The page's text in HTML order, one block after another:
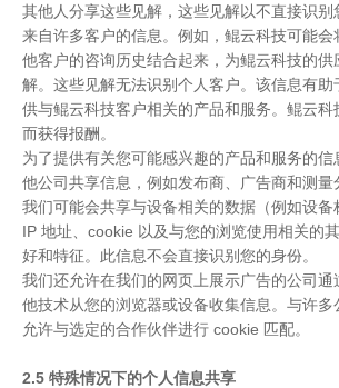
其他人分享这些见解，这些见解以不直接识别
来自许多客户的信息。例如，鲲云科技可能
他客户的咨询历史结合起来，为鲲云科技的供
解。这些见解无法识别个人客户。该信息有助
供与鲲云科技客户相关的产品和服务。鲲云
而获得报酬。
为了提供有关您可能感兴趣的产品和服务的
他公司共享信息，例如发布商、广告商和测量
我们可能会共享与设备相关的数据（例如设备
IP 地址、cookie 以及与您的浏览使用相关的
好和特征。此信息不会直接识别您的身份。
我们还允许在我们的网页上展示广告的公司
他技术从您的浏览器或设备收集信息。与许
允许与选定的合作伙伴进行 cookie 匹配。
2.5 特殊情况下的个人信息共享